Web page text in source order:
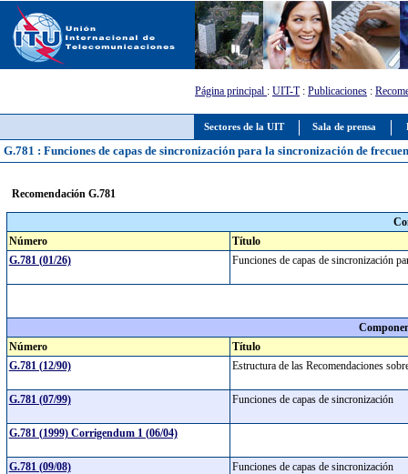
Sectores de la UIT Sala de prensa
Página principal : UIT-T: Publicaciones :
G.781 : Funciones de capas de sincronización para la sincronización de
Recomendación G.781
Número
Título
G.781 (01/26)
Funciones de capas de sincronización
Número
Título
G.781 (12/90)
Estructura de las Recomendaciones
G.781 (07/99) Funciones de capas de sincronización
G.781 (1999) Corrigendum 1 (06/04)
G.781 (09/08) Funciones de capas de sincronización